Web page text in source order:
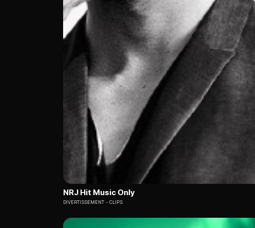
NRJ Hit Music Only
DIVERTISSEMENT CLIPS